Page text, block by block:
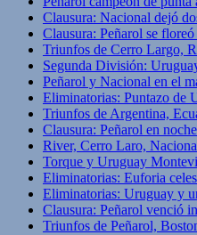
Clausura: Nacional dejó
Clausura: Peñarol se
Triunfos de Cerro Largo,
Segunda División:
Peñarol y Nacional en el
Eliminatorias: Puntazo de
Triunfos de Argentina,
Clausura: Peñarol en
River, Cerro Laro,
Torque y Uruguay
Eliminatorias: Euforia
Eliminatorias: Uruguay y
Clausura: Peñarol venció
Triunfos de Peñarol,